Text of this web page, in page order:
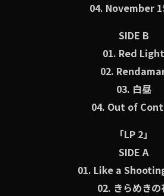
04. November
SIDE B
01. Red Light
02.
03. 白昼
04. Out of
「LP 2」
SIDE A
01. Like a
02. きらめきの